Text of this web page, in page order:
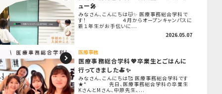
ュー🎤
みなさん、こんにちは😽✨ 医療事務総合学科で
す！ ４月からオープンキャンパスに
新１年生がお手伝いに...
2026.05.07
医療事務
医療事務総合学科💖卒業生とごはんに
行ってきました🍝✨
みなさん、こんにちは🥰 医療事務総合学科です
★* 先日、医療事務総合学科の卒業生
KさんとMさん、中原先生、...